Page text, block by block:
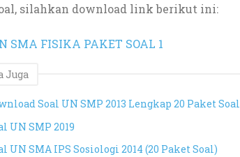
silahkan download link berikut ini:
SMA FISIKA PAKET SOAL 1
Juga
Soal UN SMP 2013 Lengkap 20 Paket Soal
UN SMP 2019
UN SMA IPS Sosiologi 2014 (20 Paket Soal)